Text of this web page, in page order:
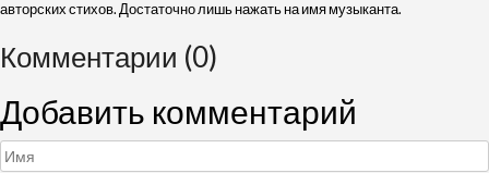
авторских стихов. Достаточно лишь нажать на имя музыканта.
Комментарии (0)
Добавить комментарий